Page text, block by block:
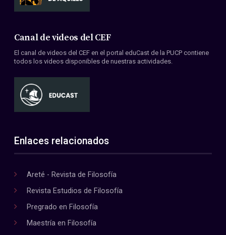
Canal de videos del CEF
El canal de videos del CEF en el portal eduCast de la PUCP contiene
todos los videos disponibles de nuestras actividades.
Enlaces relacionados
Areté - Revista de Filosofía
Revista Estudios de Filosofía
Pregrado en Filosofía
Maestría en Filosofía